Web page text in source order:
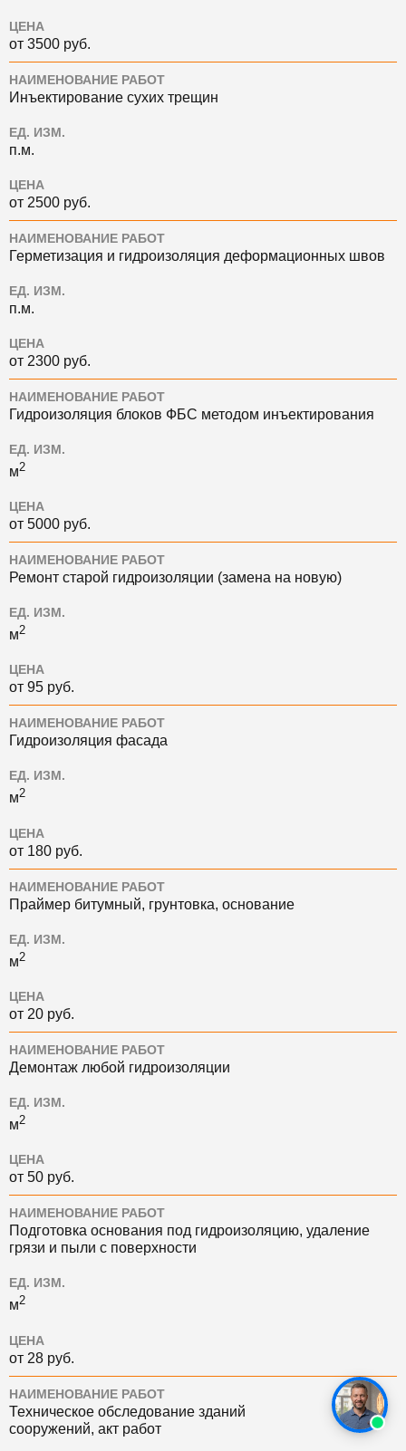
ЦЕНА
от 3500 руб.
НАИМЕНОВАНИЕ РАБОТ
Инъектирование сухих трещин
ЕД. ИЗМ.
п.м.
ЦЕНА
от 2500 руб.
НАИМЕНОВАНИЕ РАБОТ
Герметизация и гидроизоляция деформационных швов
ЕД. ИЗМ.
п.м.
ЦЕНА
от 2300 руб.
НАИМЕНОВАНИЕ РАБОТ
Гидроизоляция блоков ФБС методом инъектирования
ЕД. ИЗМ.
м2
ЦЕНА
от 5000 руб.
НАИМЕНОВАНИЕ РАБОТ
Ремонт старой гидроизоляции (замена на новую)
ЕД. ИЗМ.
м2
ЦЕНА
от 95 руб.
НАИМЕНОВАНИЕ РАБОТ
Гидроизоляция фасада
ЕД. ИЗМ.
м2
ЦЕНА
от 180 руб.
НАИМЕНОВАНИЕ РАБОТ
Праймер битумный, грунтовка, основание
ЕД. ИЗМ.
м2
ЦЕНА
от 20 руб.
НАИМЕНОВАНИЕ РАБОТ
Демонтаж любой гидроизоляции
ЕД. ИЗМ.
м2
ЦЕНА
от 50 руб.
НАИМЕНОВАНИЕ РАБОТ
Подготовка основания под гидроизоляцию, удаление
грязи и пыли с поверхности
ЕД. ИЗМ.
м2
ЦЕНА
от 28 руб.
НАИМЕНОВАНИЕ РАБОТ
Техническое обследование зданий
сооружений, акт работ